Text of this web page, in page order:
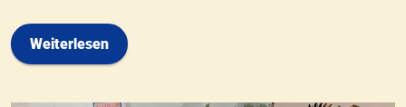
Weiterlesen